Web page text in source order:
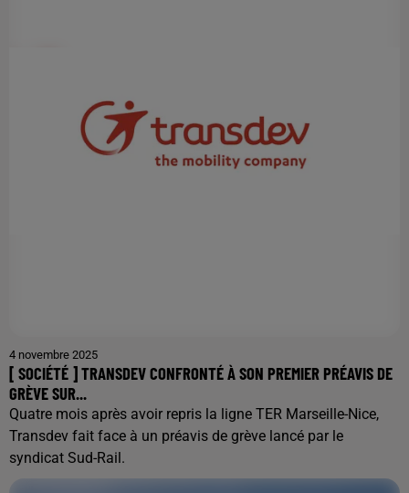
4 novembre 2025
[ SOCIÉTÉ ] TRANSDEV CONFRONTÉ À SON PREMIER PRÉAVIS DE
GRÈVE SUR...
Quatre mois après avoir repris la ligne TER Marseille-Nice,
Transdev fait face à un préavis de grève lancé par le
syndicat Sud-Rail.